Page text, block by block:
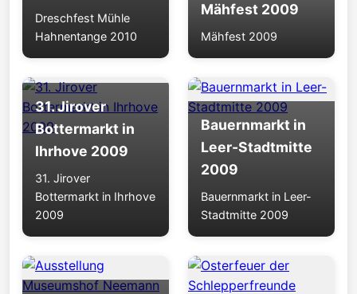
Dreschfest Mühle
Hahnentange 2010
Mähfest 2009
Mähfest 2009
31. Jirover
Bottermarkt in
Ihrhove 2009
31. Jirover
Bottermarkt in Ihrhove
2009
Bauernmarkt in
Leer-Stadtmitte
2009
Bauernmarkt in Leer-
Stadtmitte 2009